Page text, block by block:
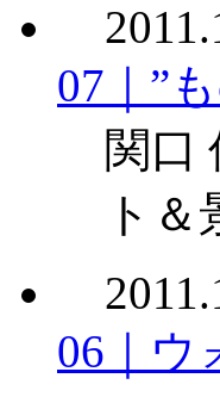
07｜”
関口
ト
06｜ウ